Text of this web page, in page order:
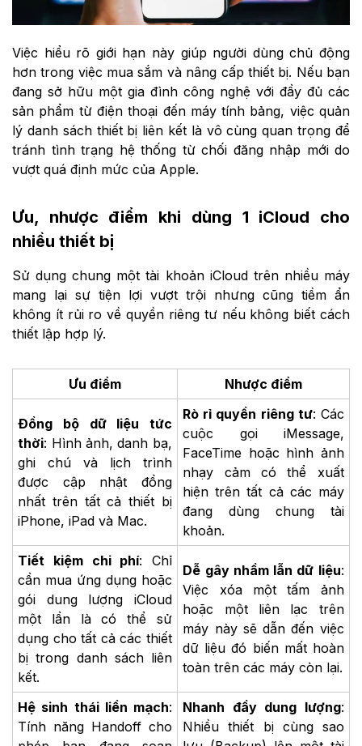
Việc hiểu rõ giới hạn này giúp người dùng chủ động
hơn trong việc mua sắm và nâng cấp thiết bị. Nếu bạn
đang sở hữu một gia đình công nghệ với đầy đủ các
sản phẩm từ điện thoại đến máy tính bảng, việc quản
lý danh sách thiết bị liên kết là vô cùng quan trọng để
tránh tình trạng hệ thống từ chối đăng nhập mới do
vượt quá định mức của Apple.
Ưu, nhược điểm khi dùng 1 iCloud cho
nhiều thiết bị
Sử dụng chung một tài khoản iCloud trên nhiều máy
mang lại sự tiện lợi vượt trội nhưng cũng tiềm ẩn
không ít rủi ro về quyền riêng tư nếu không biết cách
thiết lập hợp lý.
Ưu điểm Nhược điểm
Đồng bộ dữ liệu tức
thời: Hình ảnh, danh bạ,
ghi chú và lịch trình
được cập nhật đồng
nhất trên tất cả thiết bị
iPhone, iPad và Mac.
Rò rỉ quyền riêng tư: Các
cuộc gọi iMessage,
FaceTime hoặc hình ảnh
nhạy cảm có thể xuất
hiện trên tất cả các máy
đang dùng chung tài
khoản.
Tiết kiệm chi phí: Chỉ
cần mua ứng dụng hoặc
gói dung lượng iCloud
một lần là có thể sử
dụng cho tất cả các thiết
bị trong danh sách liên
kết.
Dễ gây nhầm lẫn dữ liệu:
Việc xóa một tấm ảnh
hoặc một liên lạc trên
máy này sẽ dẫn đến việc
dữ liệu đó biến mất hoàn
toàn trên các máy còn lại.
Hệ sinh thái liền mạch:
Tính năng Handoff cho
Nhanh đầy dung lượng:
Nhiều thiết bị cùng sao